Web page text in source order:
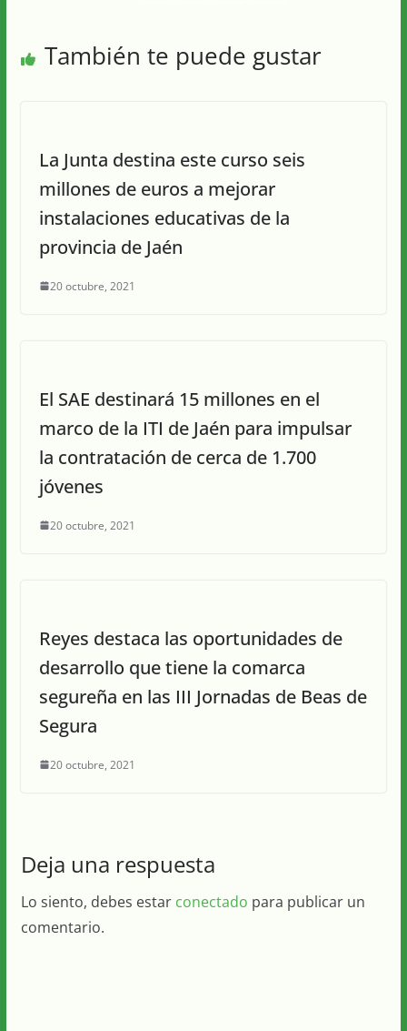
También te puede gustar
La Junta destina este curso seis
millones de euros a mejorar
instalaciones educativas de la
provincia de Jaén
20 octubre, 2021
El SAE destinará 15 millones en el
marco de la ITI de Jaén para impulsar
la contratación de cerca de 1.700
jóvenes
20 octubre, 2021
Reyes destaca las oportunidades de
desarrollo que tiene la comarca
segureña en las III Jornadas de Beas de
Segura
20 octubre, 2021
Deja una respuesta
Lo siento, debes estar conectado para publicar un
comentario.